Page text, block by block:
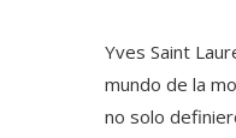
Yves Saint
mundo de la
no solo